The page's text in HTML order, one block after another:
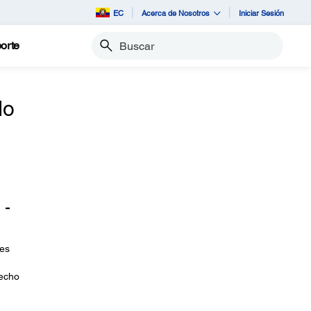
EC Acerca de Nosotros Iniciar Sesión
Buscar
-